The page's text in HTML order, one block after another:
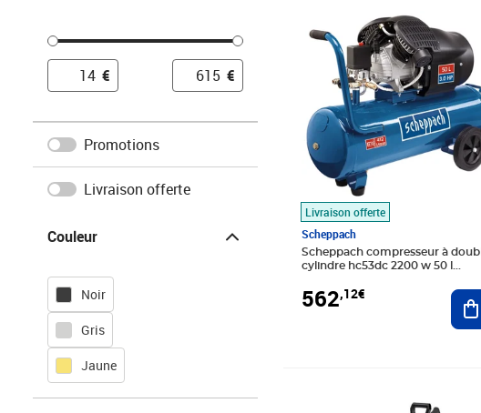
€ €
Promotions
Livraison offerte
Couleur
Noir
Gris
Jaune
Livraison offerte
Scheppach
Scheppach compresseur à
cylindre hc53dc 2200 w 50 l
562,12€
Prix 562,12€